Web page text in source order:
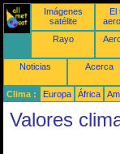
Imágenes
satélite
El
Rayo
Noticias Acerca
Clima : Europa África
Valores